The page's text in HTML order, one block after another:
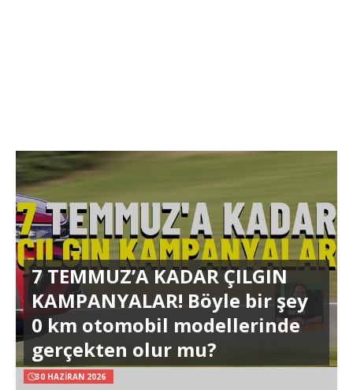
7 TEMMUZ’A KADAR ÇILGIN
KAMPANYALAR! Böyle bir şey
0 km otomobil modellerinde
gerçekten olur mu?
30 HAZIRAN 2026